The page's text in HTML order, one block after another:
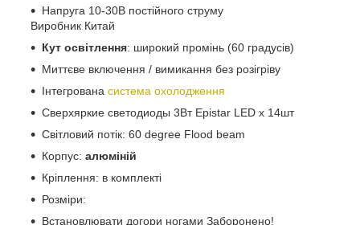
Напруга 10-30В постійного струму
Виробник Китай
Кут освітлення: широкий промінь (60 градусів)
Миттєве включення / вимикання без розігріву
Інтегрована система охолодження
Сверхяркие светодиоды 3Вт Epistar LED х 14шт
Світловий потік: 60 degree Flood beam
Корпус: алюміній
Кріплення: в комплекті
Розміри:
Встановлювати догори ногами Заборонено!